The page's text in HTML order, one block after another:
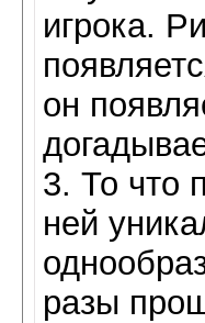
игрока.
он
3. То что
ней
разы